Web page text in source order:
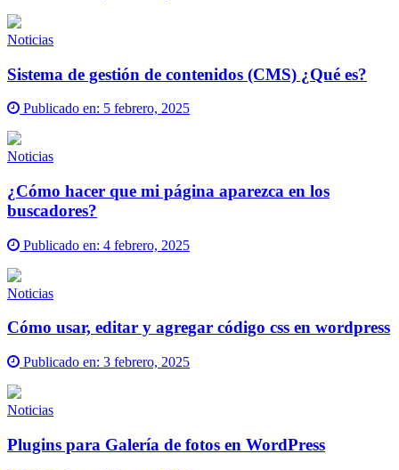
Noticias
Sistema de gestión de contenidos (CMS) ¿Qué es?
Publicado en: 5 febrero, 2025
Noticias
¿Cómo hacer que mi página aparezca en los
buscadores?
Publicado en: 4 febrero, 2025
Noticias
Cómo usar, editar y agregar código css en wordpress
Publicado en: 3 febrero, 2025
Noticias
Plugins para Galería de fotos en WordPress